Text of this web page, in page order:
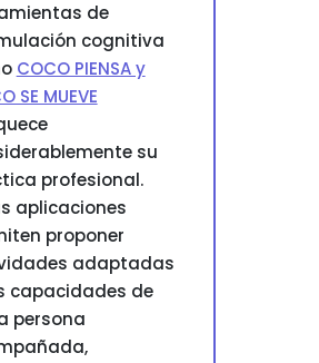
de
cognitiva
COCO PIENSA y
SE MUEVE
su
profesional.
aplicaciones
proponer
adaptadas
capacidades de
persona